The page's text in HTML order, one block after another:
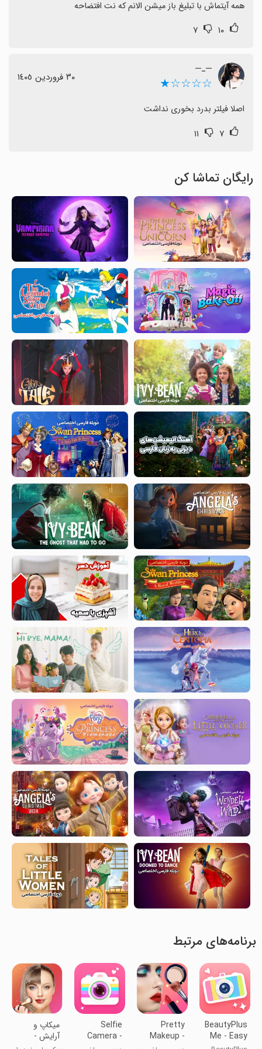
همه آیتماش با تبلیغ باز میشن الانم که نت افتضاحه
۱۰ ۷
—ـ—
☆☆☆☆★ ٣٠ فروردین ١٤٠٥
اصلا فیلتر بدرد بخوری نداشت
۷ ۱۱
رایگان تماشا کن
برنامه‌های مرتبط
BeautyPlus
Me - Easy
Pretty
Makeup -
Selfie
Camera -
میکاپ و
آرایش -